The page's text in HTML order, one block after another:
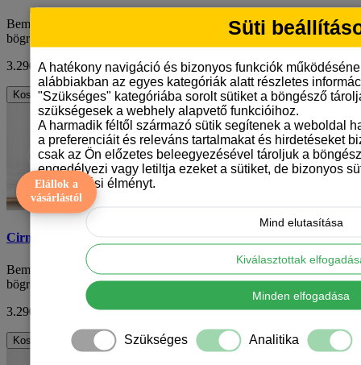
Bemutatjuk a cirmos macskás bögrénket - egy vonzó, fehér kerámia
bögrét egyedi cirmos macskamin..
3.290 FtÁFA nélkül: 2.591 Ft
Kosárba
Cirmos macskás bögre
Bemutatjuk a cirmos macskás bögrénket - egy vonzó, fehér kerámia
bögrét egyedi cirmos macskamin..
3.290 Ft
ÁFA nélkül: 2.591 Ft
Kosárba
Elállok a
vásárlástól
Süti
A hatékony navigáció és bizonyos funkciók
alábbiakban az egyes kategóriák alatt részletes
"Szükséges" kategóriába sorolt sütiket a böngésző
szükségesek a webhely alapvető funkcióihoz.
A harmadik féltől származó sütik segítenek a weboldal
a preferenciáit és releváns tartalmakat és hirdetéseket
csak az Ön előzetes beleegyezésével tároljuk a
engedélyezi vagy letiltja ezeket a sütiket, de bizonyos
böngészési élményt.
Mind elutasítása
Kiválasztottak
Minden elfogadása
Szükséges Analitika